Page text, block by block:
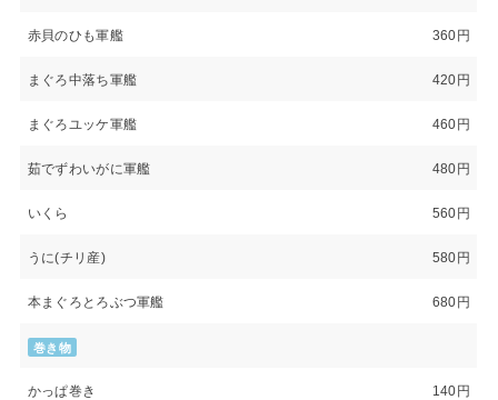
赤貝のひも軍艦 360円
まぐろ中落ち軍艦 420円
まぐろユッケ軍艦 460円
茹でずわいがに軍艦 480円
いくら 560円
うに(チリ産) 580円
本まぐろとろぶつ軍艦 680円
巻き物
かっぱ巻き 140円